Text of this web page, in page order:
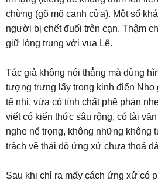
chừng (gõ mõ canh cửa). Một số
người bị chết đuối trên cạn. Thậm
giữ lòng trung với vua Lê.
Tác giả không nói thẳng mà dùng
tượng trưng lấy trong kinh điển Nho
tế nhị, vừa có tính chất phê phán
viết có kiến thức sâu rộng, có tài
nghe nể trọng, không những không
trách về thái độ ứng xử chưa thoả
Sau khi chỉ ra mấy cách ứng xử có